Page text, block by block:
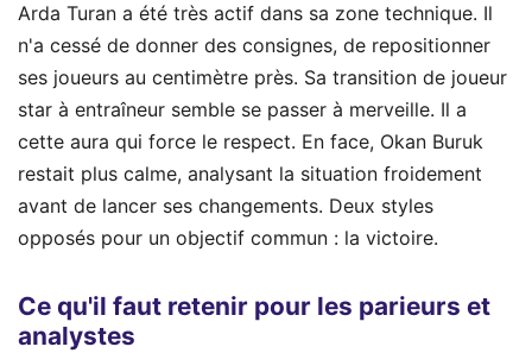
Arda Turan a été très actif dans sa zone technique. Il
n'a cessé de donner des consignes, de repositionner
ses joueurs au centimètre près. Sa transition de joueur
star à entraîneur semble se passer à merveille. Il a
cette aura qui force le respect. En face, Okan Buruk
restait plus calme, analysant la situation froidement
avant de lancer ses changements. Deux styles
opposés pour un objectif commun : la victoire.
Ce qu'il faut retenir pour les parieurs et
analystes